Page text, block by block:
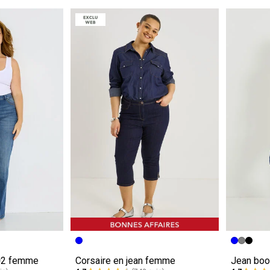
femme
Image précédente
Image suivante
Corsaire en jean femme
Image
Image